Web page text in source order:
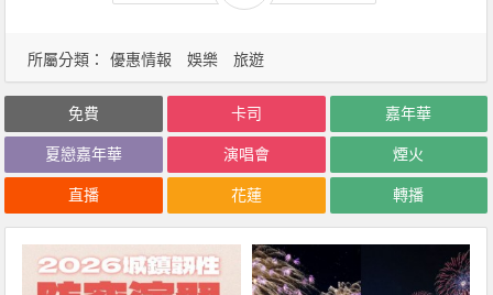
所屬分類： 優惠情報 娛樂 旅遊
免費 卡司 嘉年華
夏戀嘉年華 演唱會 煙火
直播 花蓮 轉播